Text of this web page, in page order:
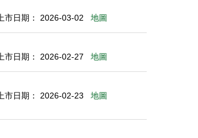
上市日期： 2026-03-02 地圖
上市日期： 2026-02-27 地圖
上市日期： 2026-02-23 地圖